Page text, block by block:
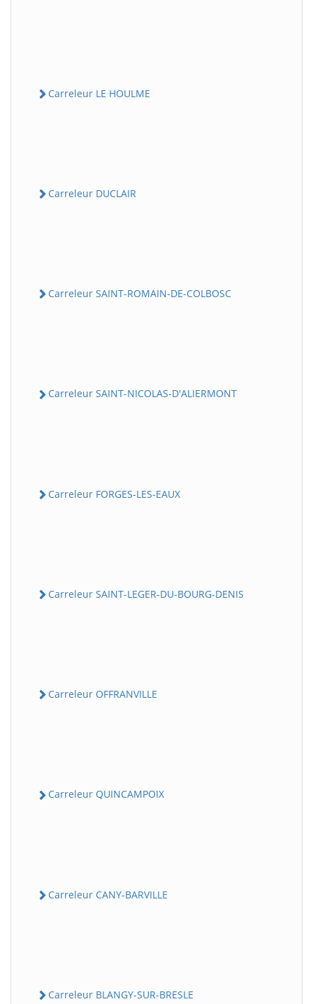
Carreleur LE HOULME
Carreleur DUCLAIR
Carreleur SAINT-ROMAIN-DE-COLBOSC
Carreleur SAINT-NICOLAS-D'ALIERMONT
Carreleur FORGES-LES-EAUX
Carreleur SAINT-LEGER-DU-BOURG-DENIS
Carreleur OFFRANVILLE
Carreleur QUINCAMPOIX
Carreleur CANY-BARVILLE
Carreleur BLANGY-SUR-BRESLE